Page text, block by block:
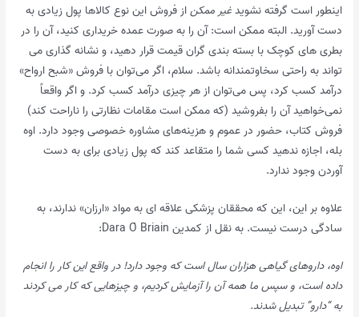
اینطور است گرفته نشویدغیر ممکناز فروش این نوع کالاها پول زیادی به
دست آورید. البته ممکن است: آن را به صورت عمده خریداری کنید، آن را در
بطری های کوچک با بسته بندی گران قیمت قرار دهید، و نشانه گذاری می
تواند به راحتی سخاوتمندانه باشد. سلام، اگر می‌توان با فروش «شبح ارواح»
درآمد کسب کرد، پس می‌توان از هر چیزی درآمد کسب کرد. و اگر واقعاً
نمی‌خواهید آن را بفروشید (که ممکن است مقامات نظارتی را ناراحت کند)
فروش کتاب، حضور در عموم و هزینه‌های مشاوره خصوصی وجود دارد. اوه
بله، اجازه ندهید کسی شما را متقاعد کند که پول زیادی برای به دست
آوردن وجود ندارد.
علاوه بر این، این که محققان پزشکی علاقه ای به مواد «ارزان» ندارند، به
سادگی درست نیست. به نقل از کمدین Dara Ó Briain:
اوه، داروهای گیاهی هزاران سال است که وجود دارد! در واقع این کار را انجام
داده است، و سپس ما همه آن را آزمایش کردیم، و چیزهایی که کار می کردند
به “دارو” تبدیل شدند.